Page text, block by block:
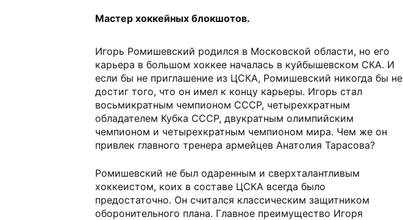
Мастер хоккейных блокшотов.
Игорь Ромишевский родился в Московской области, но его
карьера в большом хоккее началась в куйбышевском СКА. И
если бы не приглашение из ЦСКА, Ромишевский никогда бы не
достиг того, что он имел к концу карьеры. Игорь стал
восьмикратным чемпионом СССР, четырехкратным
обладателем Кубка СССР, двукратным олимпийским
чемпионом и четырехкратным чемпионом мира. Чем же он
привлек главного тренера армейцев Анатолия Тарасова?
Ромишевский не был одаренным и сверхталантливым
хоккеистом, коих в составе ЦСКА всегда было
предостаточно. Он считался классическим защитником
оборонительного плана. Главное преимущество Игоря